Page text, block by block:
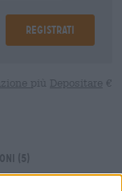
Registrati
più Depositare €
(5)